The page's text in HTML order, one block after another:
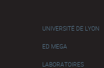
UNIVERSITÉ DE LYON
ED MEGA
LABORATOIRES